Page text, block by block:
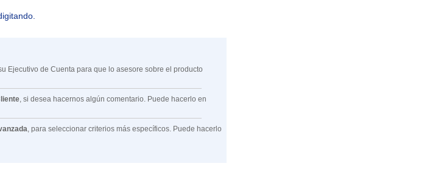
Ejecutivo de Cuenta para que lo asesore sobre el producto
, si desea hacernos algún comentario. Puede hacerlo en
, para seleccionar criterios más específicos. Puede hacerlo